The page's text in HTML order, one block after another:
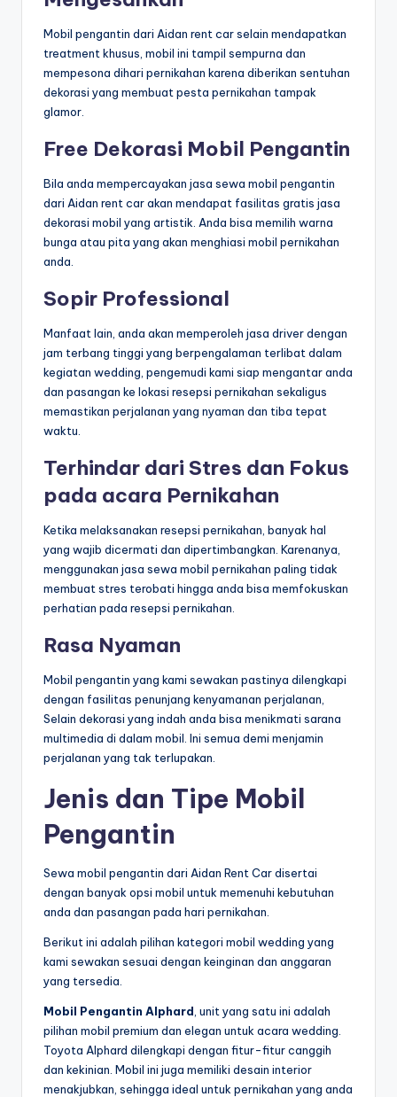
Mobil pengantin dari Aidan rent car selain mendapatkan
treatment khusus, mobil ini tampil sempurna dan
mempesona dihari pernikahan karena diberikan sentuhan
dekorasi yang membuat pesta pernikahan tampak
glamor.
Free Dekorasi Mobil Pengantin
Bila anda mempercayakan jasa sewa mobil pengantin
dari Aidan rent car akan mendapat fasilitas gratis jasa
dekorasi mobil yang artistik. Anda bisa memilih warna
bunga atau pita yang akan menghiasi mobil pernikahan
anda.
Sopir Professional
Manfaat lain, anda akan memperoleh jasa driver dengan
jam terbang tinggi yang berpengalaman terlibat dalam
kegiatan wedding, pengemudi kami siap mengantar anda
dan pasangan ke lokasi resepsi pernikahan sekaligus
memastikan perjalanan yang nyaman dan tiba tepat
waktu.
Terhindar dari Stres dan Fokus
pada acara Pernikahan
Ketika melaksanakan resepsi pernikahan, banyak hal
yang wajib dicermati dan dipertimbangkan. Karenanya,
menggunakan jasa sewa mobil pernikahan paling tidak
membuat stres terobati hingga anda bisa memfokuskan
perhatian pada resepsi pernikahan.
Rasa Nyaman
Mobil pengantin yang kami sewakan pastinya dilengkapi
dengan fasilitas penunjang kenyamanan perjalanan,
Selain dekorasi yang indah anda bisa menikmati sarana
multimedia di dalam mobil. Ini semua demi menjamin
perjalanan yang tak terlupakan.
Jenis dan Tipe Mobil
Pengantin
Sewa mobil pengantin dari Aidan Rent Car disertai
dengan banyak opsi mobil untuk memenuhi kebutuhan
anda dan pasangan pada hari pernikahan.
Berikut ini adalah pilihan kategori mobil wedding yang
kami sewakan sesuai dengan keinginan dan anggaran
yang tersedia.
Mobil Pengantin Alphard , unit yang satu ini adalah
pilihan mobil premium dan elegan untuk acara wedding.
Toyota Alphard dilengkapi dengan fitur-fitur canggih
dan kekinian. Mobil ini juga memiliki desain interior
menakjubkan, sehingga ideal untuk pernikahan yang anda